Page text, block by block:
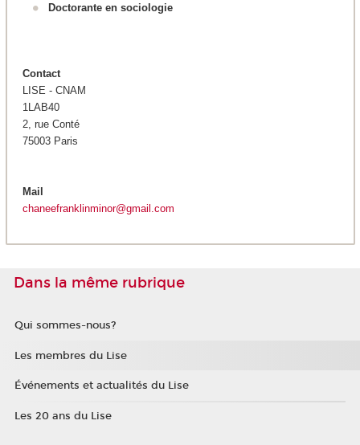
Doctorante en sociologie
Contact
LISE - CNAM
1LAB40
2, rue Conté
75003 Paris
Mail
chaneefranklinminor@gmail.com
Dans la même rubrique
Qui sommes-nous?
Les membres du Lise
Événements et actualités du Lise
Les 20 ans du Lise